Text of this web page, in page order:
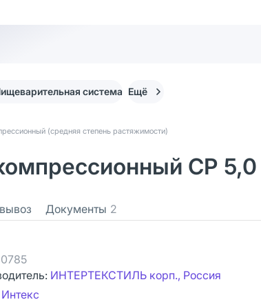
система Ещё
(средняя степень растяжимости)
СР
Документы 2
ИНТЕРТЕКСТИЛЬ корп., Россия
Интекс